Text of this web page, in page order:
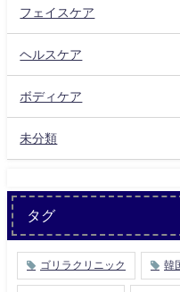
フェイスケア
ヘルスケア
ボディケア
未分類
タグ
ゴリラクリニック 韓